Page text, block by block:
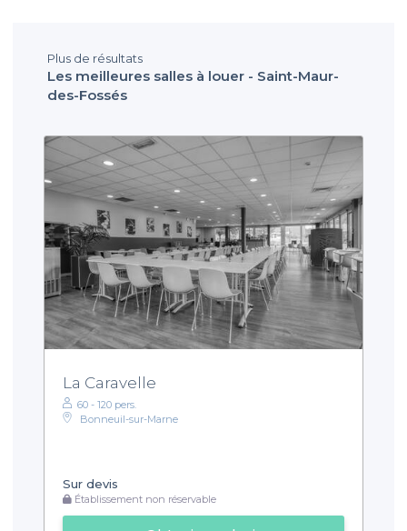
Plus de résultats
Les meilleures salles à louer - Saint-Maur-
des-Fossés
La Caravelle
60 - 120 pers.
Bonneuil-sur-Marne
Sur devis
Établissement non réservable